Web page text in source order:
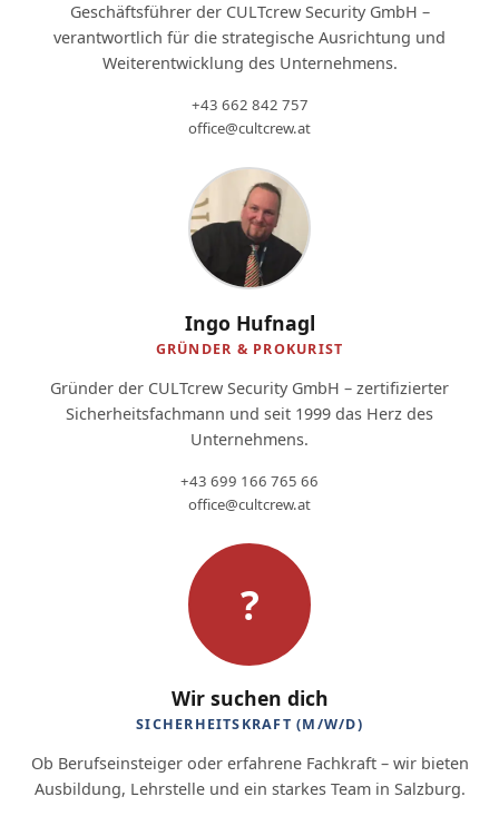
Geschäftsführer der CULTcrew Security GmbH –
verantwortlich für die strategische Ausrichtung und
Weiterentwicklung des Unternehmens.
+43 662 842 757
office@cultcrew.at
Ingo Hufnagl
GRÜNDER & PROKURIST
Gründer der CULTcrew Security GmbH – zertifizierter
Sicherheitsfachmann und seit 1999 das Herz des
Unternehmens.
+43 699 166 765 66
office@cultcrew.at
?
Wir suchen dich
SICHERHEITSKRAFT (M/W/D)
Ob Berufseinsteiger oder erfahrene Fachkraft – wir bieten
Ausbildung, Lehrstelle und ein starkes Team in Salzburg.